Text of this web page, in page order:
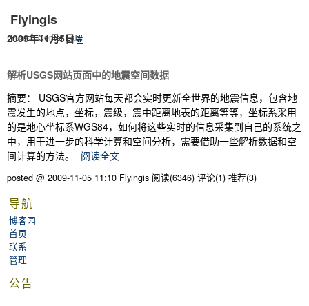
Flyingis
Fusion Center Lab.
2009年11月5日#
解析USGS网站页面中的地震空间数据
摘要： USGS官方网站每天都会实时更新全世界的地震信息，包含地
震发生的地点，坐标，震级，震中距离地表的距离等等，坐标系采用
的是地心坐标系WGS84，如何将这些实时的信息采集到自己的系统之
中，用于进一步的科学计算和空间分析，需要借助一些解析数据和空
间计算的方法。
阅读全文
posted @ 2009-11-05 11:10 Flyingis 阅读(6346) 评论(1) 推荐(3)
导航
博客园
首页
联系
管理
公告